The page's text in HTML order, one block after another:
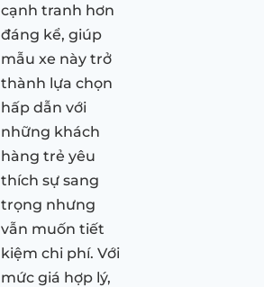
cạnh tranh hơn
đáng kể, giúp
mẫu xe này trở
thành lựa chọn
hấp dẫn với
những khách
hàng trẻ yêu
thích sự sang
trọng nhưng
vẫn muốn tiết
kiệm chi phí. Với
mức giá hợp lý,